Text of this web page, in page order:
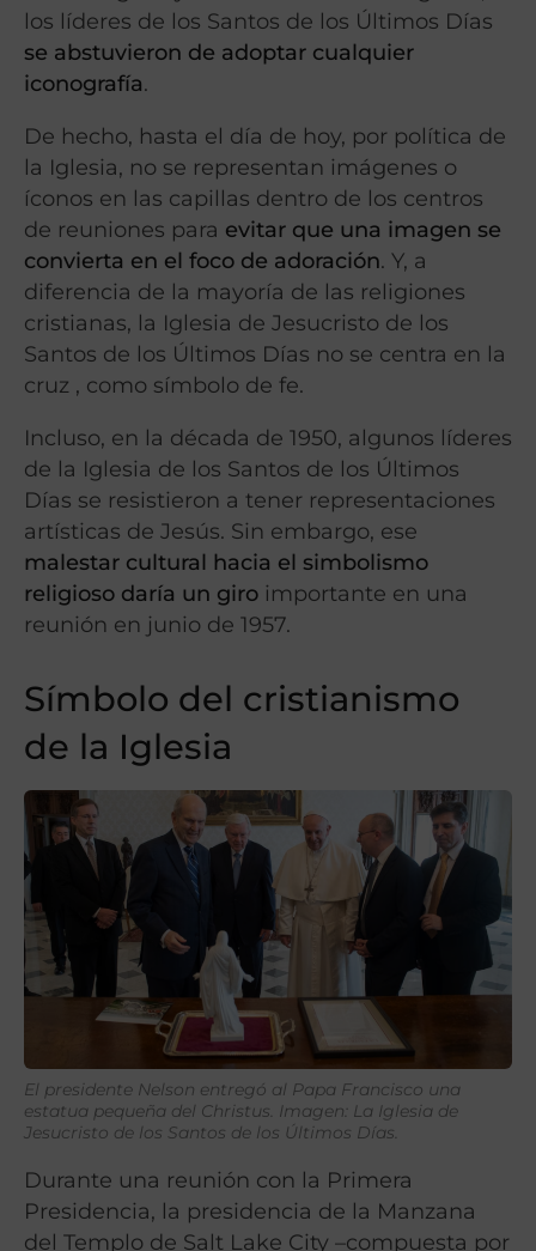
los líderes de los Santos de los Últimos Días
se abstuvieron de adoptar cualquier
iconografía.
De hecho, hasta el día de hoy, por política de
la Iglesia, no se representan imágenes o
íconos en las capillas dentro de los centros
de reuniones para evitar que una imagen se
convierta en el foco de adoración. Y, a
diferencia de la mayoría de las religiones
cristianas, la Iglesia de Jesucristo de los
Santos de los Últimos Días no se centra en la
cruz , como símbolo de fe.
Incluso, en la década de 1950, algunos líderes
de la Iglesia de los Santos de los Últimos
Días se resistieron a tener representaciones
artísticas de Jesús. Sin embargo, ese
malestar cultural hacia el simbolismo
religioso daría un giro importante en una
reunión en junio de 1957.
Símbolo del cristianismo
de la Iglesia
El presidente Nelson entregó al Papa Francisco una
estatua pequeña del Christus. Imagen: La Iglesia de
Jesucristo de los Santos de los Últimos Días.
Durante una reunión con la Primera
Presidencia, la presidencia de la Manzana
del Templo de Salt Lake City –compuesta por